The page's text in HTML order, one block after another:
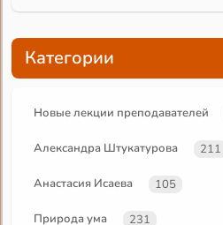
Категории
Новые лекции преподавателей
Александра Штукатурова 211
Анастасия Исаева 105
Природа ума 231